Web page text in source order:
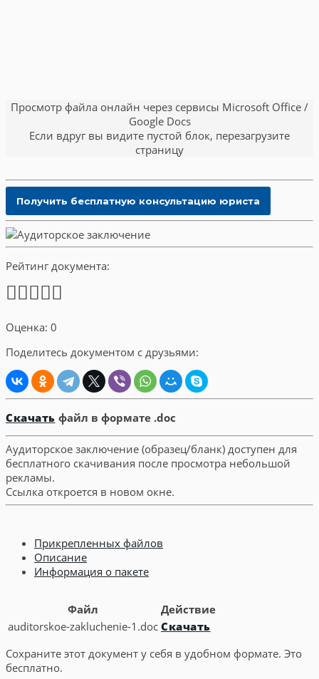
Просмотр файла онлайн через сервисы Microsoft Office /
Google Docs
Если вдруг вы видите пустой блок, перезагрузите
страницу
Рейтинг документа:
Оценка: 0
Поделитесь документом с друзьями:
Скачать файл в формате .doc
Аудиторское заключение (образец/бланк) доступен для
бесплатного скачивания после просмотра небольшой
рекламы.
Ссылка откроется в новом окне.
Прикрепленных файлов
Описание
Информация о пакете
Файл
Действие
auditorskoe-zakluchenie-1.doc Скачать
Сохраните этот документ у себя в удобном формате. Это
бесплатно.